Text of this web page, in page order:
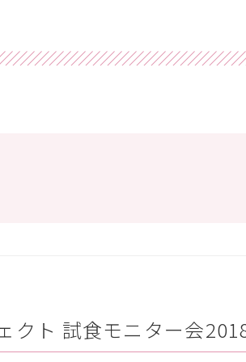
クト 試食モニター会